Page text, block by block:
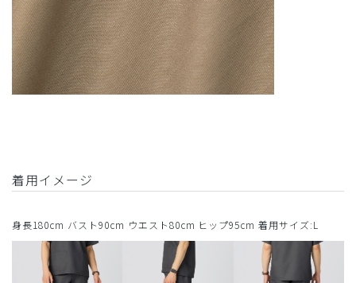
着用イメージ
身長180cm バスト90cm ウエスト80cm ヒップ95cm 着用サイズ:L